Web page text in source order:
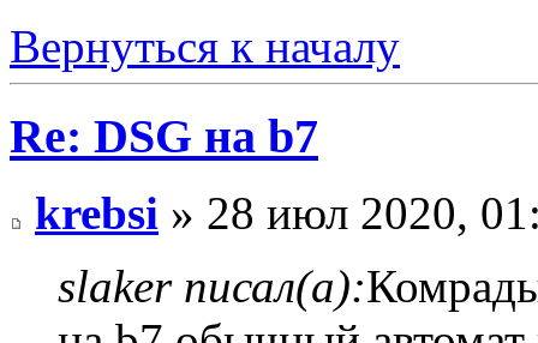
Вернуться к началу
Re: DSG на b7
krebsi » 28 июл 2020,
slaker писал(а):